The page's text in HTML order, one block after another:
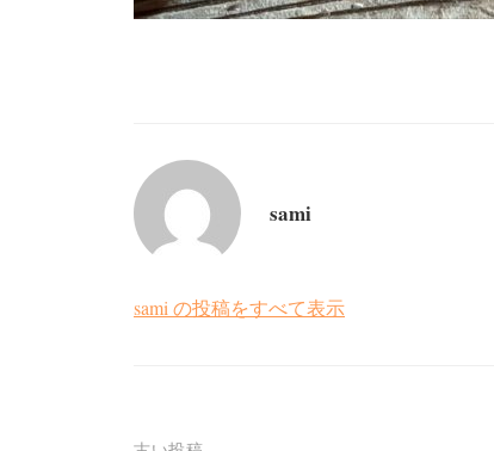
sami
sami の投稿をすべて表示